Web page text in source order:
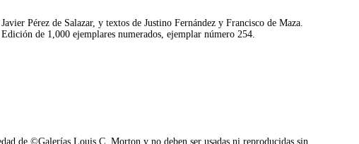
Pérez de Salazar, y textos de Justino Fernández y Francisco de Maza.
de 1,000 ejemplares numerados, ejemplar número 254.
de ©Galerías Louis C. Morton y no deben ser usadas ni reproducidas sin